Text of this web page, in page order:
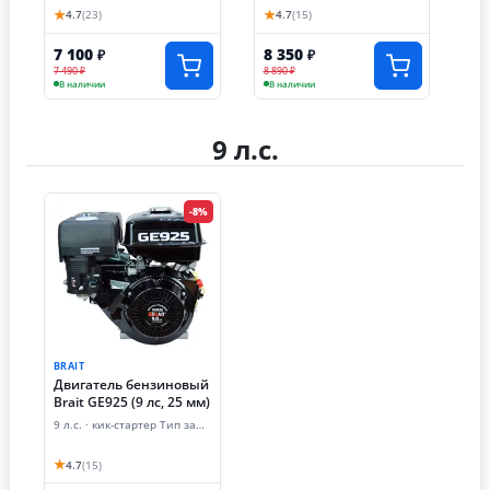
★4.7(23)
7 100 ₽
7 490 ₽
В наличии
★4.7(15)
8 350 ₽
8 890 ₽
В наличии
9 л.с.
-8%
BRAIT
Двигатель бензиновый
Brait GE925 (9 лс, 25 мм)
9 л.с. · кик-стартер Тип запуска
★4.7(15)